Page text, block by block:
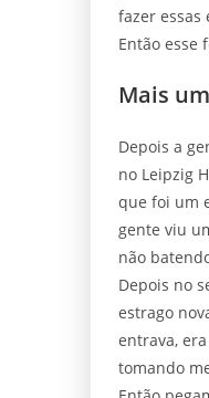
fazer
Então esse
Mais
Depois a
no Leipzig
que foi um
gente viu
não
Depois no
estrago
entrava,
tomando